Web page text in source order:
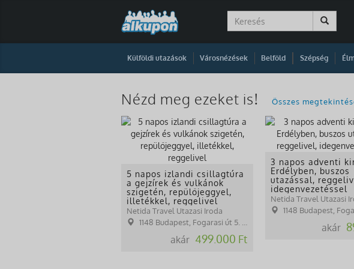
Külföldi utazások Városnézések Belföld Szépség
Nézd meg ezeket is! Összes
5 napos izlandi csillagtúra
a gejzírek és vulkánok
szigetén, repülőjeggyel,
illetékkel, reggelivel
Netida Travel Utazasi Iroda
1148 Budapest, Fogarasi út 5. 27. ép.( (NINCS SZEMÉLYES ÜGYFÉLFOGADÁS)
akár 499.000 Ft
3 napos adventi
Erdélyben, buszos
utazással,
idegenvezetéssel
Netida Travel Utazasi
1148 Budapest, Fogarasi út 5. 27. ép.( (NINCS
akár